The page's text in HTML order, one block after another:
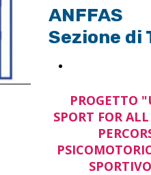
ANFFAS
Sezione di
PROGETTO
SPORT FOR